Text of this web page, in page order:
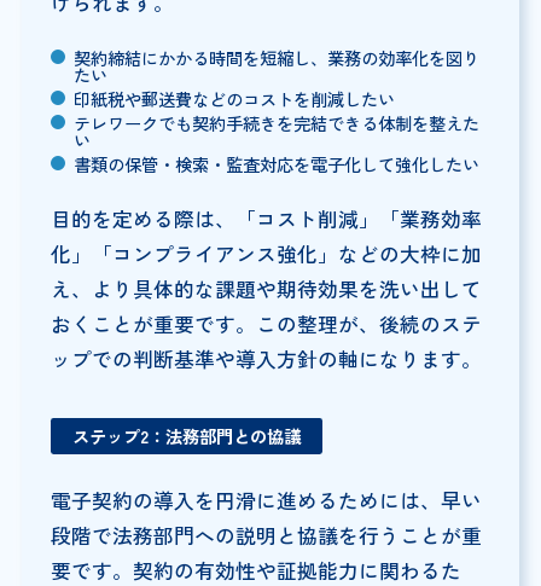
契約締結にかかる時間を短縮し、業務の効率化を図り
たい
印紙税や郵送費などのコストを削減したい
テレワークでも契約手続きを完結できる体制を整えた
い
書類の保管・検索・監査対応を電子化して強化したい
目的を定める際は、「コスト削減」「業務効率
化」「コンプライアンス強化」などの大枠に加
え、より具体的な課題や期待効果を洗い出して
おくことが重要です。この整理が、後続のステ
ップでの判断基準や導入方針の軸になります。
ステップ2：法務部門との協議
電子契約の導入を円滑に進めるためには、早い
段階で法務部門への説明と協議を行うことが重
要です。契約の有効性や証拠能力に関わるた